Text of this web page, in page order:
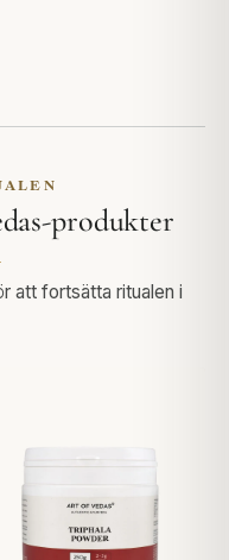
produkter
att fortsätta ritualen i